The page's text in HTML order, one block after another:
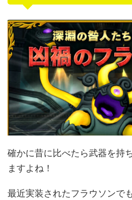
確かに昔に比べたら武器を持
ますよね！
最近実装されたフラウソンで